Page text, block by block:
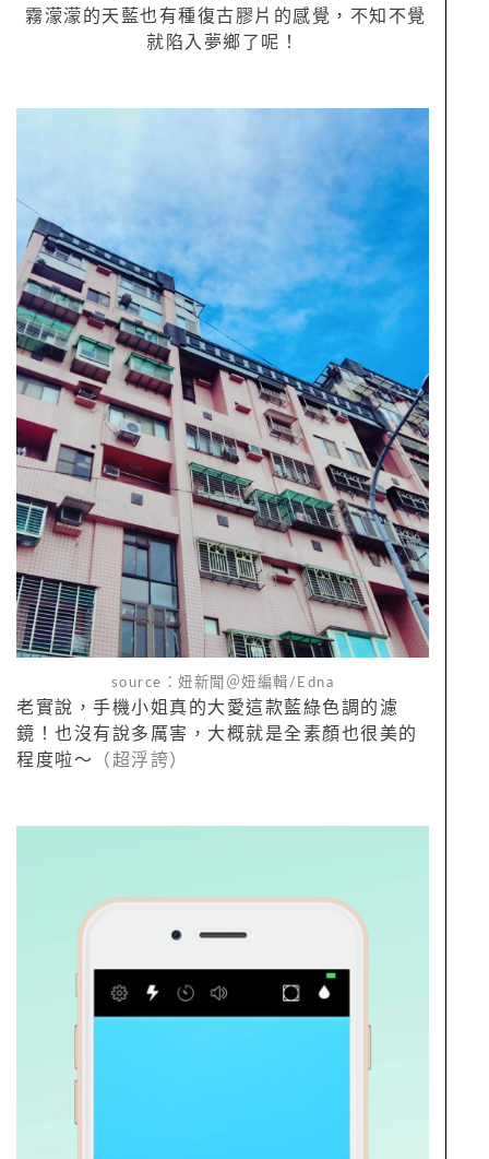
霧濛濛的天藍也有種復古膠片的感覺，不知不覺
就陷入夢鄉了呢！
source：妞新聞＠妞編輯/Edna
老實說，手機小姐真的大愛這款藍綠色調的濾
鏡！也沒有說多厲害，大概就是全素顏也很美的
程度啦～
（超浮誇）